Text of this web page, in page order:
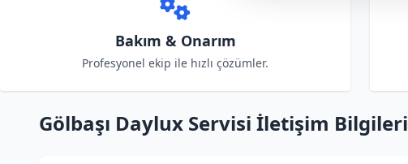
Bakım & Onarım
Profesyonel ekip ile hızlı çözümler.
Gölbaşı Daylux Servisi İletişim Bilgileri